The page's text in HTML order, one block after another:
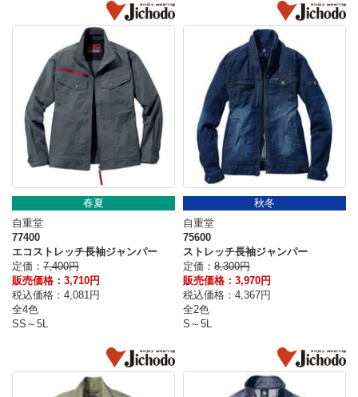
春夏
自重堂
77400
エコストレッチ長袖ジャンパー
定価： 7,400円
販売価格：3,710円
税込価格：4,081円
全4色
SS～5L
秋冬
自重堂
75600
ストレッチ長袖ジャンパー
定価： 8,300円
販売価格：3,970円
税込価格：4,367円
全2色
S～5L